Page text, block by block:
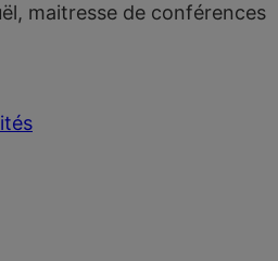
maitresse de conférences